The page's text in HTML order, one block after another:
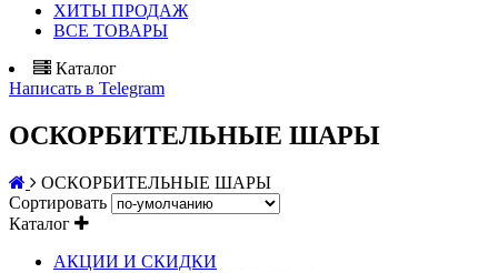
ХИТЫ ПРОДАЖ
ВСЕ ТОВАРЫ
Каталог
Написать в Telegram
ОСКОРБИТЕЛЬНЫЕ ШАРЫ
ОСКОРБИТЕЛЬНЫЕ ШАРЫ
Сортировать
Каталог
АКЦИИ И СКИДКИ